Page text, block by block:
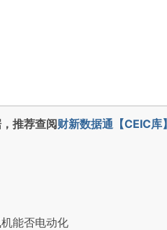
推荐查阅财新数据通【CEIC库】
能否电动化